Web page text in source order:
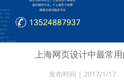
上海网页设计中最常
发布时间 | 2017/1/